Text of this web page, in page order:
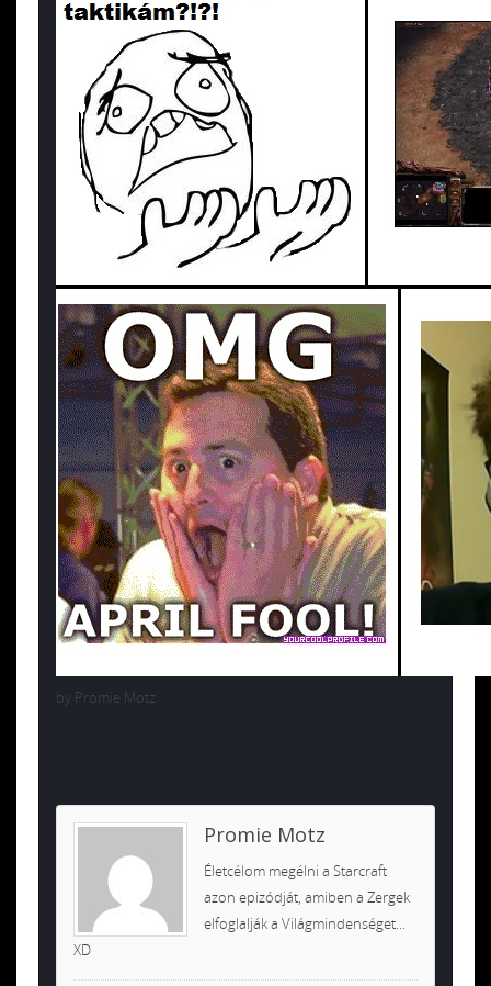
by Promie Motz
Promie Motz
Életcélom megélni a Starcraft
azon epizódját, amiben a Zergek
elfoglalják a Világmindenséget...
XD